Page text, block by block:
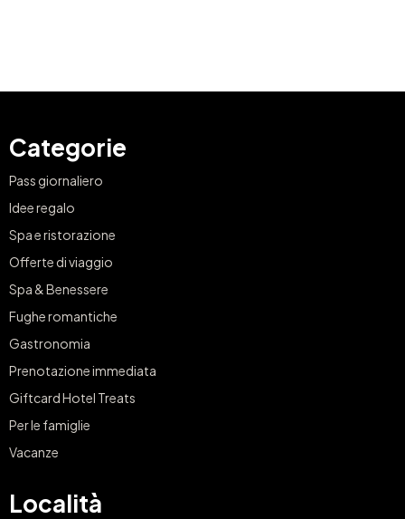
Categorie
Pass giornaliero
Idee regalo
Spa e ristorazione
Offerte di viaggio
Spa & Benessere
Fughe romantiche
Gastronomia
Prenotazione immediata
Giftcard Hotel Treats
Per le famiglie
Vacanze
Località